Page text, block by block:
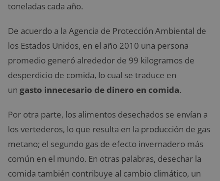
toneladas cada año.
De acuerdo a la Agencia de Protección Ambiental de
los Estados Unidos, en el año 2010 una persona
promedio generó alrededor de 99 kilogramos de
desperdicio de comida, lo cual se traduce en
un gasto innecesario de dinero en comida.
Por otra parte, los alimentos desechados se envían a
los vertederos, lo que resulta en la producción de gas
metano; el segundo gas de efecto invernadero más
común en el mundo. En otras palabras, desechar la
comida también contribuye al cambio climático, un